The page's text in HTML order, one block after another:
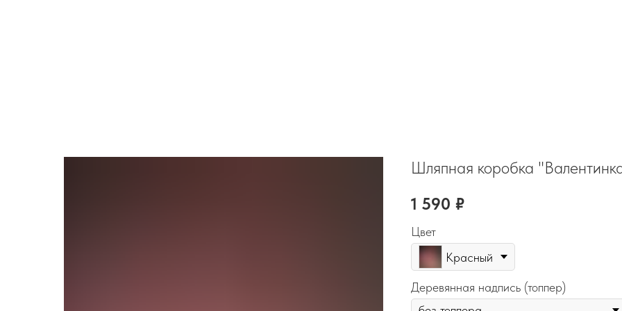
Шляпная коробка
1 590 ₽
Цвет
Красный
Деревянная надпись (топпер)